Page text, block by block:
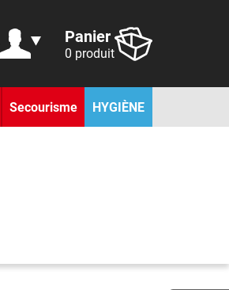
Panier
0 produit
Secourisme HYGIÈNE